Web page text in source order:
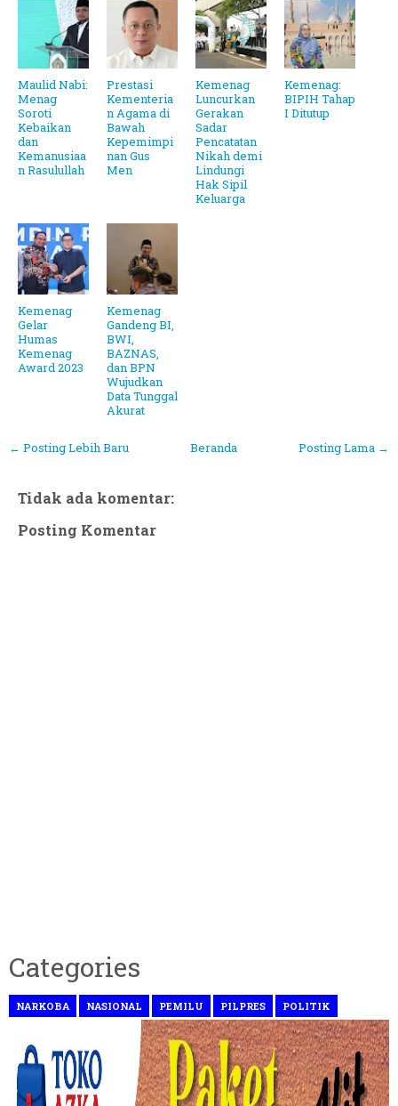
Maulid Nabi:
Menag
Soroti
Kebaikan
dan
Kemanusiaa
n Rasulullah
Prestasi
Kementeria
n Agama di
Bawah
Kepemimpi
nan Gus
Men
Kemenag
Luncurkan
Gerakan
Sadar
Pencatatan
Nikah demi
Lindungi
Hak Sipil
Keluarga
Kemenag:
BIPIH Tahap
I Ditutup
Kemenag
Gelar
Humas
Kemenag
Award 2023
Kemenag
Gandeng BI,
BWI,
BAZNAS,
dan BPN
Wujudkan
Data Tunggal
Akurat
← Posting Lebih Baru Posting Lama →
Beranda
Tidak ada komentar:
Posting Komentar
Categories
NARKOBA NASIONAL PEMILU PILPRES POLITIK